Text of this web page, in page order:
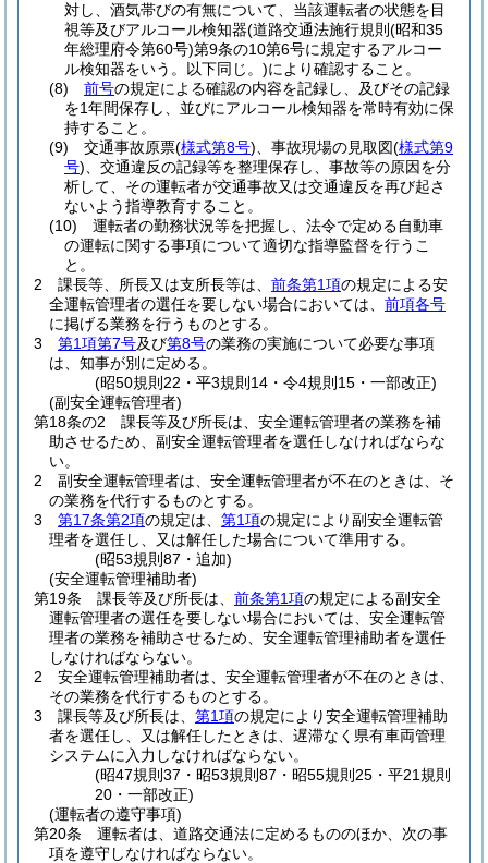
対し、酒気帯びの有無について、当該運転者の状態を目
視等及びアルコール検知器(道路交通法施行規則 (昭和35
年総理府令第60号)第9条の10第6号に規定するアルコー
ル検知器をいう。以下同じ。)により確認すること。
(8)
前号の規定による確認の内容を記録し、及びその記録
を1年間保存し、並びにアルコール検知器を常時有効に保
持すること。
(9)
交通事故原票(様式第8号) 、事故現場の見取図(様式第9
号) 、交通違反の記録等を整理保存し、事故等の原因を分
析して、その運転者が交通事故又は交通違反を再び起さ
ないよう指導教育すること。
(10)
運転者の勤務状況等を把握し、法令で定める自動車
の運転に関する事項について適切な指導監督を行うこ
と。
2
課長等、所長又は支所長等は、 前条第1項の規定による安
全運転管理者の選任を要しない場合においては、 前項各号
に掲げる業務を行うものとする。
3
第1項第7号及び第8号の業務の実施について必要な事項
は、知事が別に定める。
(昭50規則22・平3規則14・令4規則15・一部改正)
(副安全運転管理者)
第18条の2
課長等及び所長は、安全運転管理者の業務を補
助させるため、副安全運転管理者を選任しなければならな
い。
2
副安全運転管理者は、安全運転管理者が不在のときは、そ
の業務を代行するものとする。
3
第17条第2項の規定は、 第1項の規定により副安全運転管
理者を選任し、又は解任した場合について準用する。
(昭53規則87・追加)
(安全運転管理補助者)
第19条
課長等及び所長は、 前条第1項の規定による副安全
運転管理者の選任を要しない場合においては、安全運転管
理者の業務を補助させるため、安全運転管理補助者を選任
しなければならない。
2
安全運転管理補助者は、安全運転管理者が不在のときは、
その業務を代行するものとする。
3
課長等及び所長は、 第1項の規定により安全運転管理補助
者を選任し、又は解任したときは、遅滞なく県有車両管理
システムに入力しなければならない。
(昭47規則37・昭53規則87・昭55規則25・平21規則
20・一部改正)
(運転者の遵守事項)
第20条
運転者は、道路交通法に定めるもののほか、次の事
項を遵守しなければならない。